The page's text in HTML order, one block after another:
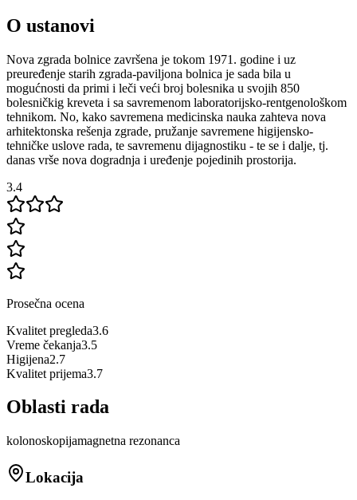
O ustanovi
Nova zgrada bolnice završena je tokom 1971. godine i uz
preuređenje starih zgrada-paviljona bolnica je sada bila u
mogućnosti da primi i leči veći broj bolesnika u svojih 850
bolesničkig kreveta i sa savremenom laboratorijsko-rentgenološkom
tehnikom. No, kako savremena medicinska nauka zahteva nova
arhitektonska rešenja zgrade, pružanje savremene higijensko-
tehničke uslove rada, te savremenu dijagnostiku - te se i dalje, tj.
danas vrše nova dogradnja i uređenje pojedinih prostorija.
3.4
Prosečna ocena
Kvalitet pregleda3.6
Vreme čekanja3.5
Higijena2.7
Kvalitet prijema3.7
Oblasti rada
kolonoskopijamagnetna rezonanca
Lokacija